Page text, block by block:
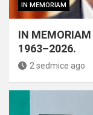
IN MEMORIAM
IN
1963–2026.
2 sedmice ago